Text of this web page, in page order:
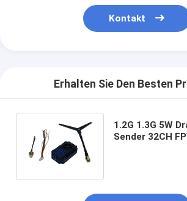
Kontakt
Erhalten Sie Den Besten
1.2G 1.3G 5W
Sender 32CH